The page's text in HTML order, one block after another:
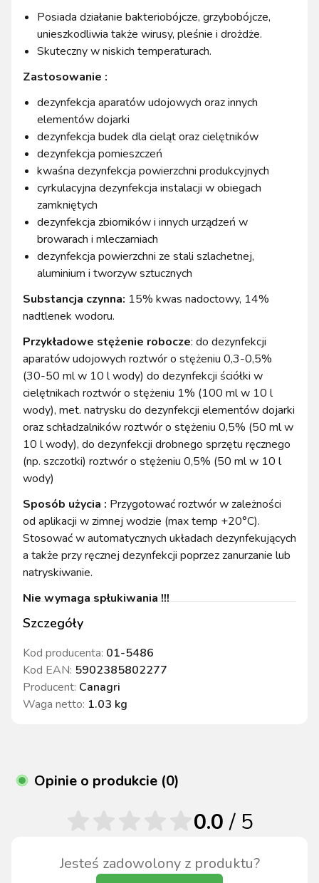
Szczegóły
Kod producenta: 01-5486
Kod EAN: 5902385802277
Producent: Canagri
Waga netto: 1.03 kg
Posiada działanie bakteriobójcze, grzybobójcze,
unieszkodliwia także wirusy, pleśnie i drożdże.
Skuteczny w niskich temperaturach.
Zastosowanie :
dezynfekcja aparatów udojowych oraz innych
elementów dojarki
dezynfekcja budek dla cieląt oraz cielętników
dezynfekcja pomieszczeń
kwaśna dezynfekcja powierzchni produkcyjnych
cyrkulacyjna dezynfekcja instalacji w obiegach
zamkniętych
dezynfekcja zbiorników i innych urządzeń w
browarach i mleczarniach
dezynfekcja powierzchni ze stali szlachetnej,
aluminium i tworzyw sztucznych
Substancja czynna: 15% kwas nadoctowy, 14%
nadtlenek wodoru.
Przykładowe stężenie robocze: do dezynfekcji
aparatów udojowych roztwór o stężeniu 0,3-0,5%
(30-50 ml w 10 l wody) do dezynfekcji ściółki w
cielętnikach roztwór o stężeniu 1% (100 ml w 10 l
wody), met. natrysku do dezynfekcji elementów dojarki
oraz schładzalników roztwór o stężeniu 0,5% (50 ml w
10 l wody), do dezynfekcji drobnego sprzętu ręcznego
(np. szczotki) roztwór o stężeniu 0,5% (50 ml w 10 l
wody)
Sposób użycia : Przygotować roztwór w zależności
od aplikacji w zimnej wodzie (max temp +20°C).
Stosować w automatycznych układach dezynfekujących
a także przy ręcznej dezynfekcji poprzez zanurzanie lub
natryskiwanie.
Nie wymaga spłukiwania !!!
Opinie o produkcie (0)
Jesteś zadowolony z produktu?
0.0/ 5